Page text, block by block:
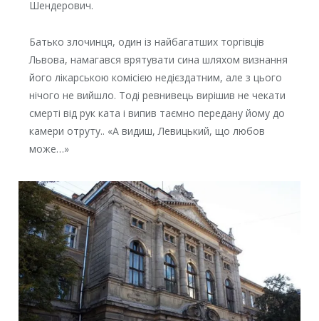
Шендерович.
Батько злочинця, один із найбагатших торгівців
Львова, намагався врятувати сина шляхом визнання
його лікарською комісією недієздатним, але з цього
нічого не вийшло. Тоді ревнивець вирішив не чекати
смерті від рук ката і випив таємно передану йому до
камери отруту.. «А видиш, Левицький, що любов
може…»